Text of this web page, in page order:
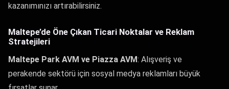
kazanımınızı artırabilirsiniz.
Maltepe’de Öne Çıkan Ticari Noktalar ve Reklam
Stratejileri
Maltepe Park AVM ve Piazza AVM: Alışveriş ve
perakende sektörü için sosyal medya reklamları büyük